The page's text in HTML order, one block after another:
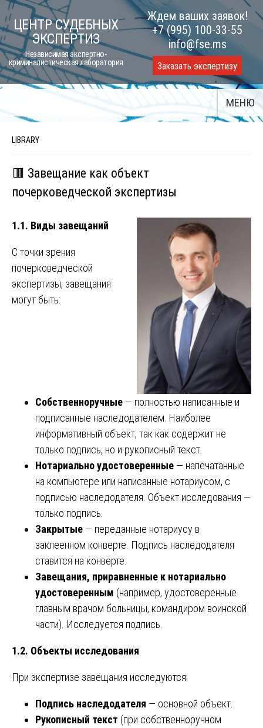
Skip
to
content
ЦЕНТР СУДЕБНЫХ
ЭКСПЕРТИЗ
Независимая экспертно-
криминалистическая лаборатория
Ждем ваших заявок!
+7 (995) 100-33-55
info@fse.ms
Заказать экспертизу
МЕНЮ
LIBRARY
🟥 Завещание как объект
почерковедческой экспертизы
1.1. Виды завещаний
С точки зрения
почерковедческой
экспертизы, завещания
могут быть:
Собственноручные — полностью написанные и
подписанные наследодателем. Наиболее
информативный объект, так как содержит не
только подпись, но и рукописный текст.
Нотариально удостоверенные — напечатанные
на компьютере или написанные нотариусом, с
подписью наследодателя. Объект исследования —
только подпись.
Закрытые — переданные нотариусу в
заклеенном конверте. Подпись наследодателя
ставится на конверте.
Завещания, приравненные к нотариально
удостоверенным (например, удостоверенные
главным врачом больницы, командиром воинской
части). Исследуется подпись.
1.2. Объекты исследования
При экспертизе завещания исследуются:
Подпись наследодателя — основной объект.
Рукописный текст (при собственноручном